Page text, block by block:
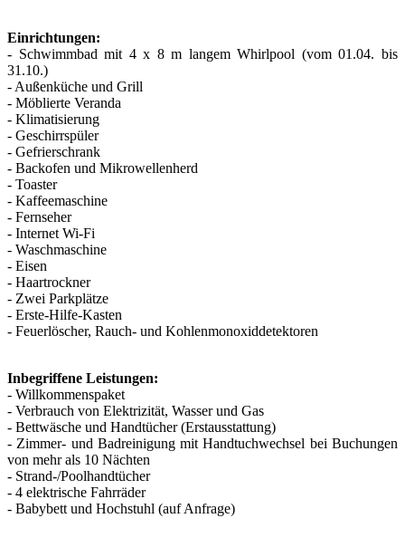
Einrichtungen:
- Schwimmbad mit 4 x 8 m langem Whirlpool (vom 01.04. bis
31.10.)
- Außenküche und Grill
- Möblierte Veranda
- Klimatisierung
- Geschirrspüler
- Gefrierschrank
- Backofen und Mikrowellenherd
- Toaster
- Kaffeemaschine
- Fernseher
- Internet Wi-Fi
- Waschmaschine
- Eisen
- Haartrockner
- Zwei Parkplätze
- Erste-Hilfe-Kasten
- Feuerlöscher, Rauch- und Kohlenmonoxiddetektoren
Inbegriffene Leistungen:
- Willkommenspaket
- Verbrauch von Elektrizität, Wasser und Gas
- Bettwäsche und Handtücher (Erstausstattung)
- Zimmer- und Badreinigung mit Handtuchwechsel bei Buchungen
von mehr als 10 Nächten
- Strand-/Poolhandtücher
- 4 elektrische Fahrräder
- Babybett und Hochstuhl (auf Anfrage)